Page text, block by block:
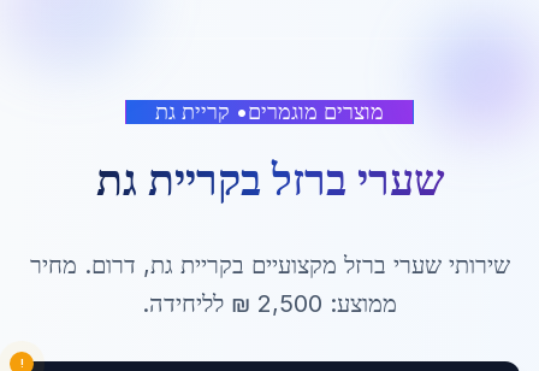
מוצרים מוגמרים• קריית גת
שערי ברזלבקריית גת
שירותישערי ברזל מקצועיים בקריית גת, דרום. מחיר
ממוצע: 2,500 ₪ לליחידה.
!